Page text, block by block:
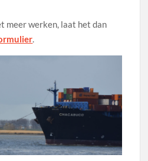
meer werken, laat het dan
.